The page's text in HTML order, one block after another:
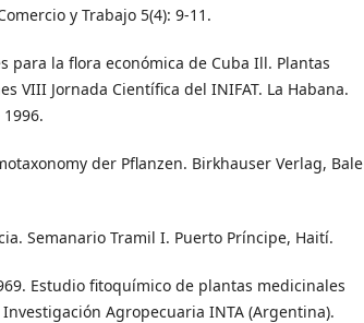
y Trabajo 5(4): 9-11.
para la flora económica de Cuba Ill. Plantas
VIII Jornada Científica del INIFAT. La Habana.
der Pflanzen. Birkhauser Verlag, Bale
Semanario Tramil I. Puerto Príncipe, Haití.
Estudio fitoquímico de plantas medicinales
Agropecuaria INTA (Argentina).